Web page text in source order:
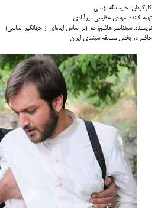
کارگردان: حبيب‌الله بهمني
تهيه کننده: مهدي عظيمي ميرآبادي
نویسنده: سيدناصر هاشم‌زاده (بر اساس ایده‌ای از جهانگیر الماسی)
حاضر در بخش مسابقه سینمای ایران